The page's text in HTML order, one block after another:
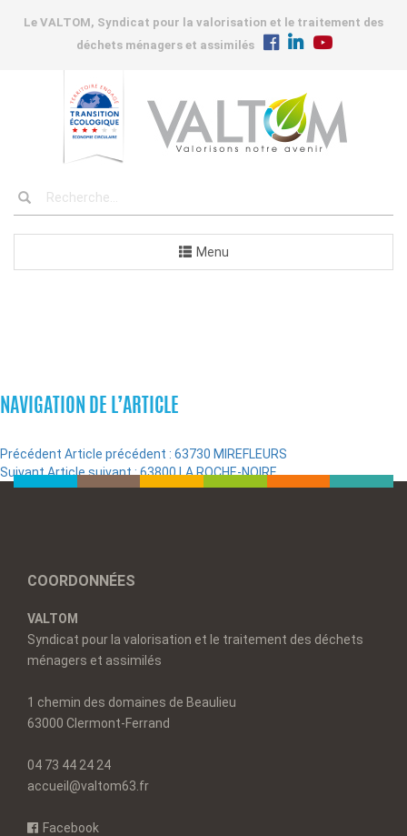
Le VALTOM, Syndicat pour la valorisation et le traitement des
déchets ménagers et assimilés
Menu
NAVIGATION DE L’ARTICLE
Précédent Article précédent : 63730 MIREFLEURS
SuivantArticle suivant :63800 LA ROCHE-NOIRE
COORDONNÉES
VALTOM
Syndicat pour la valorisation et le traitement des déchets
ménagers et assimilés
1 chemin des domaines de Beaulieu
63000 Clermont-Ferrand
04 73 44 24 24
accueil@valtom63.fr
Facebook